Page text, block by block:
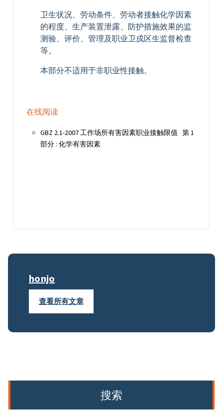
卫生状况、劳动条件、劳动者接触化学因素
的程度、生产装置泄露、防护措施效果的监
测验、评价、管理及职业卫戍区生监督检查
等。
本部分不适用于非职业性接触。
在线阅读
GBZ 2.1-2007 工作场所有害因素职业接触限值 第 1
部分 : 化学有害因素
honjo
查看所有文章
搜索